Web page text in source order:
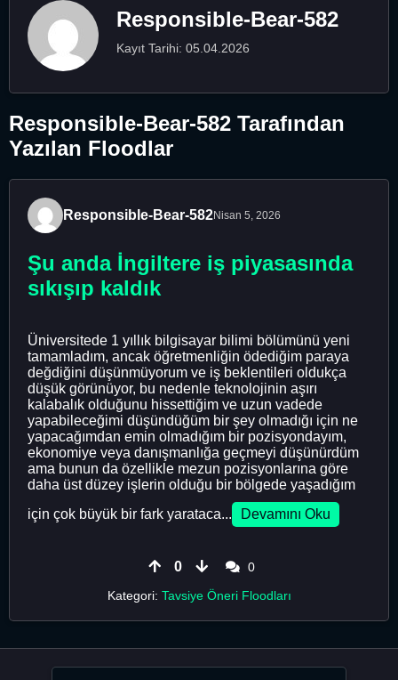
Responsible-Bear-582
Kayıt Tarihi: 05.04.2026
Responsible-Bear-582 Tarafından
Yazılan Floodlar
Responsible-Bear-582Nisan 5, 2026
Şu anda İngiltere iş piyasasında
sıkışıp kaldık
Üniversitede 1 yıllık bilgisayar bilimi bölümünü yeni
tamamladım, ancak öğretmenliğin ödediğim paraya
değdiğini düşünmüyorum ve iş beklentileri oldukça
düşük görünüyor, bu nedenle teknolojinin aşırı
kalabalık olduğunu hissettiğim ve uzun vadede
yapabileceğimi düşündüğüm bir şey olmadığı için ne
yapacağımdan emin olmadığım bir pozisyondayım,
ekonomiye veya danışmanlığa geçmeyi düşünürdüm
ama bunun da özellikle mezun pozisyonlarına göre
daha üst düzey işlerin olduğu bir bölgede yaşadığım
için çok büyük bir fark yarataca...
Devamını Oku
0
0
Kategori: Tavsiye Öneri Floodları